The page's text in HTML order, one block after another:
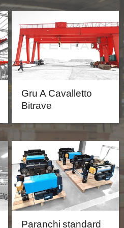
Gru A Cavalletto
Bitrave
Paranchi standard